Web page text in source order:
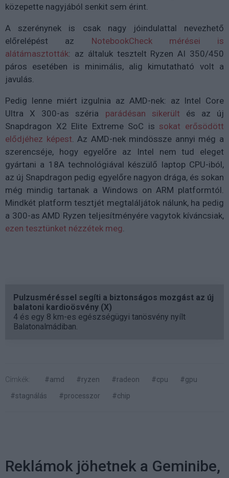
közepette nagyjából senkit sem érint.
A szerénynek is csak nagy jóindulattal nevezhető
előrelépést az NotebookCheck mérései is
alátámasztották: az általuk tesztelt Ryzen AI 350/450
páros esetében is minimális, alig kimutatható volt a
javulás.
Pedig lenne miért izgulnia az AMD-nek: az Intel Core
Ultra X 300-as széria parádésan sikerült és az új
Snapdragon X2 Elite Extreme SoC is sokat erősödött
elődjéhez képest. Az AMD-nek mindössze annyi még a
szerencséje, hogy egyelőre az Intel nem tud eleget
gyártani a 18A technológiával készülő laptop CPU-iból,
az új Snapdragon pedig egyelőre nagyon drága, és sokan
még mindig tartanak a Windows on ARM platformtól.
Mindkét platform tesztjét megtaláljátok nálunk, ha pedig
a 300-as AMD Ryzen teljesítményére vagytok kíváncsiak,
ezen tesztünket nézzétek meg.
Pulzusméréssel segíti a biztonságos mozgást az új
balatoni kardioösvény (X)
4 és egy 8 km-es egészségügyi tanösvény nyílt
Balatonalmádiban.
Címkék: #amd #ryzen #radeon #cpu
#gpu
#stagnálás
#processzor #chip
Reklámok jöhetnek a Geminibe,